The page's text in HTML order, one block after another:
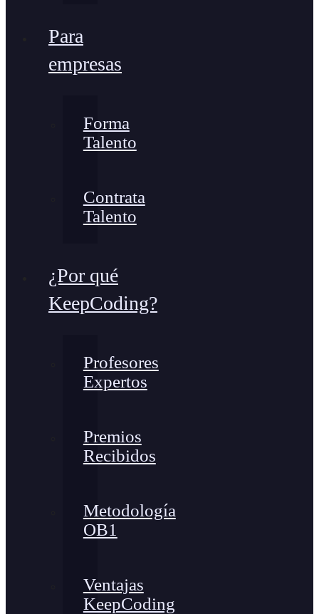
Para
empresas
Forma
Talento
Contrata
Talento
¿Por qué
KeepCoding?
Profesores
Expertos
Premios
Recibidos
Metodología
OB1
Ventajas
KeepCoding